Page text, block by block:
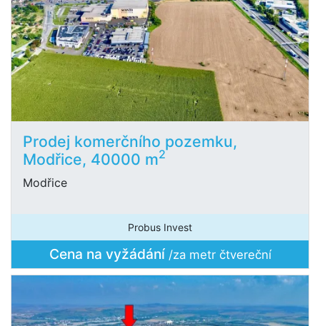
Prodej komerčního pozemku,
Modřice, 40000 m2
Modřice
Probus Invest
Cena na vyžádání /za metr čtvereční